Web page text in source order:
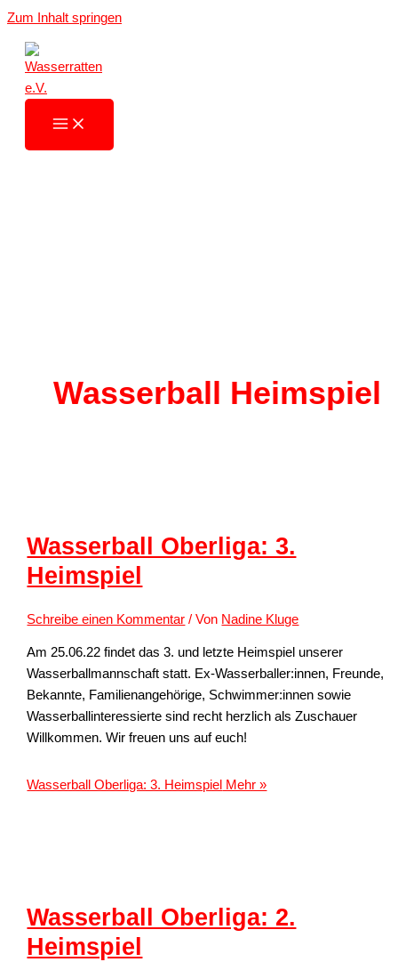
Zum Inhalt springen
Wasserball Heimspiel
Wasserball Oberliga: 3.
Heimspiel
Schreibe einen Kommentar / Von Nadine Kluge
Am 25.06.22 findet das 3. und letzte Heimspiel unserer
Wasserballmannschaft statt. Ex-Wasserballer:innen, Freunde,
Bekannte, Familienangehörige, Schwimmer:innen sowie
Wasserballinteressierte sind recht herzlich als Zuschauer
Willkommen. Wir freuen uns auf euch!
Wasserball Oberliga: 3. Heimspiel Mehr »
Wasserball Oberliga: 2.
Heimspiel